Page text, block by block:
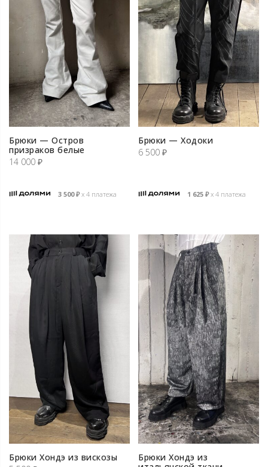
Брюки — Остров
призраков белые
14 000 ₽
3 500₽х 4 платежа
Брюки — Ходоки
6 500 ₽
1 625 ₽х 4 платежа
Брюки Хондэ из вискозы
Брюки Хондэ из